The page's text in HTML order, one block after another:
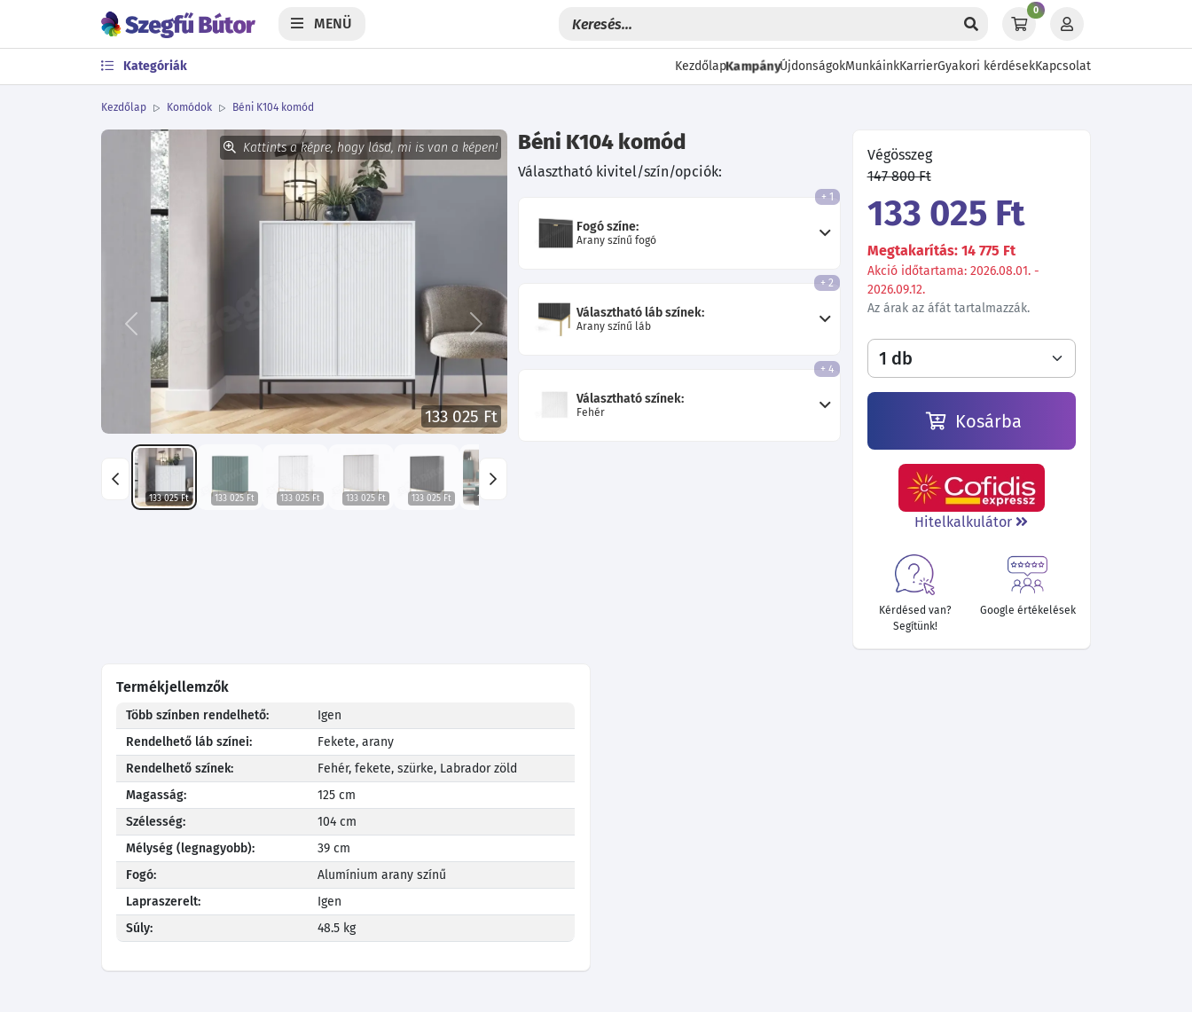
MENÜ
0
Kategóriák KezdőlapKampányÚjdonságokMunkáinkKarrierGyakori kérdésekKapcsolat
Kezdőlap Komódok Béni K104 komód
Kattints a képre, hogy lásd, mi is van a képen!
133 025 Ft
Előző Következő
133 025 Ft 133 025 Ft 133 025 Ft 133 025 Ft 133 025 Ft 133 025 Ft 133 025 Ft 133 025 Ft
Béni K104 komód
Választható kivitel/szín/opciók:
Fogó színe:
Arany színű fogó
+ 1
Választható láb színek:
Arany színű láb
+ 2
Választható színek:
Fehér
+ 4
Végösszeg
147 800 Ft
133 025 Ft
Megtakarítás: 14 775 Ft
Akció időtartama: 2026.08.01. -
2026.09.12.
Az árak az áfát tartalmazzák.
Kosárba
Hitelkalkulátor
Kérdésed van?
Segítünk!
Google értékelések
Termékjellemzők
Több színben rendelhető:
Igen
Rendelhető láb színei:
Fekete, arany
Rendelhető színek:
Fehér, fekete, szürke, Labrador zöld
Magasság:
125 cm
Szélesség:
104 cm
Mélység (legnagyobb):
39 cm
Fogó:
Alumínium arany színű
Lapraszerelt:
Igen
Súly:
48.5 kg